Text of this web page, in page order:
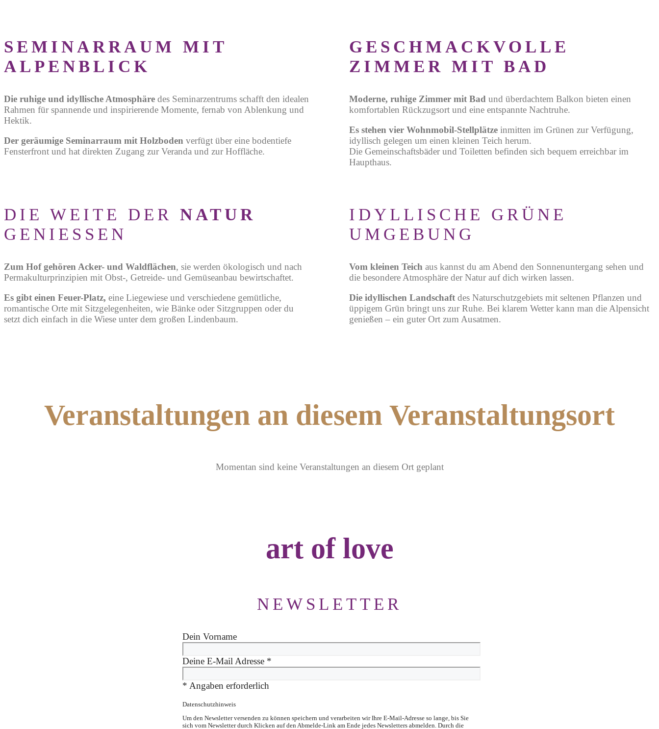
SEMINARRAUM MIT
ALPENBLICK
Die ruhige und idyllische Atmosphäre des Seminarzentrums schafft den idealen
Rahmen für spannende und inspirierende Momente, fernab von Ablenkung und
Hektik.
Der geräumige Seminarraum mit Holzboden verfügt über eine bodentiefe
Fensterfront und hat direkten Zugang zur Veranda und zur Hoffläche.
GESCHMACKVOLLE
ZIMMER MIT BAD
Moderne, ruhige Zimmer mit Bad und überdachtem Balkon bieten einen
komfortablen Rückzugsort und eine entspannte Nachtruhe.
Es stehen vier Wohnmobil-Stellplätze inmitten im Grünen zur Verfügung,
idyllisch gelegen um einen kleinen Teich herum.
Die Gemeinschaftsbäder und Toiletten befinden sich bequem erreichbar im
Haupthaus.
DIE WEITE DER NATUR
GENIESSEN
Zum Hof gehören Acker- und Waldflächen, sie werden ökologisch und nach
Permakulturprinzipien mit Obst-, Getreide- und Gemüseanbau bewirtschaftet.
Es gibt einen Feuer-Platz, eine Liegewiese und verschiedene gemütliche,
romantische Orte mit Sitzgelegenheiten, wie Bänke oder Sitzgruppen oder du
setzt dich einfach in die Wiese unter dem großen Lindenbaum.
IDYLLISCHE GRÜNE
UMGEBUNG
Vom kleinen Teich aus kannst du am Abend den Sonnenuntergang sehen und
die besondere Atmosphäre der Natur auf dich wirken lassen.
Die idyllischen Landschaft des Naturschutzgebiets mit seltenen Pflanzen und
üppigem Grün bringt uns zur Ruhe. Bei klarem Wetter kann man die Alpensicht
genießen – ein guter Ort zum Ausatmen.
Veranstaltungen an diesem Veranstaltungsort
Momentan sind keine Veranstaltungen an diesem Ort geplant
art of love
NEWSLETTER
Dein Vorname
Deine E-Mail Adresse *
* Angaben erforderlich
Datenschutzhinweis
Um den Newsletter versenden zu können speichern und verarbeiten wir Ihre E-Mail-Adresse so lange, bis Sie
sich vom Newsletter durch Klicken auf den Abmelde-Link am Ende jedes Newsletters abmelden. Durch die